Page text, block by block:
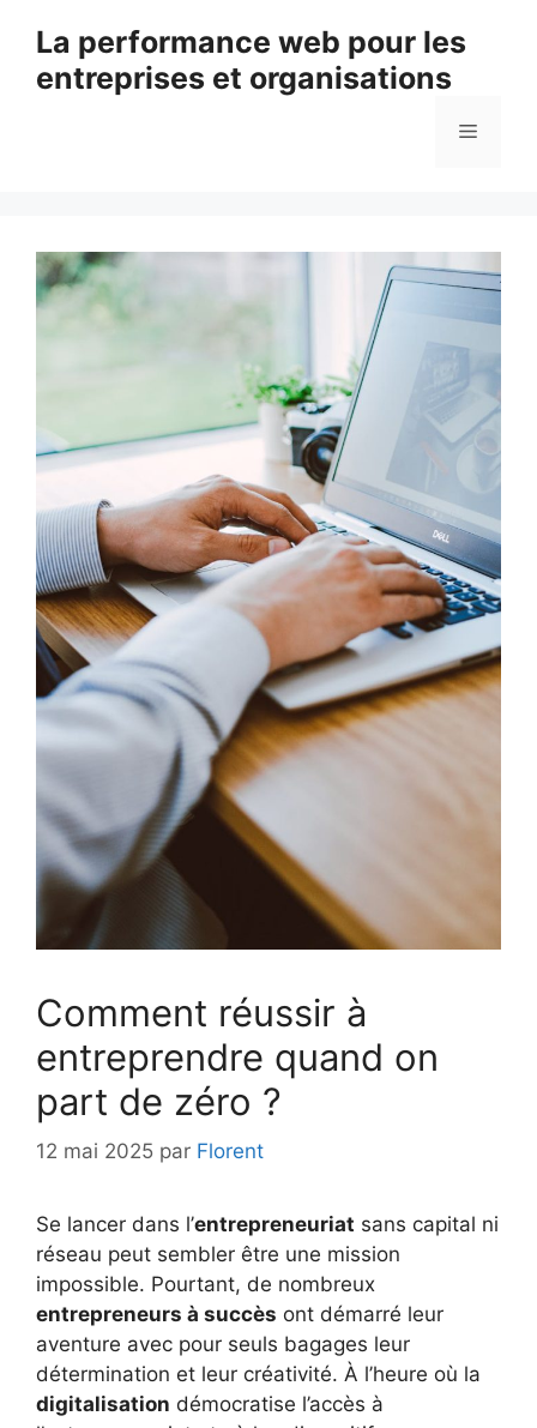
contenu
La performance web pour les
entreprises et organisations
Menu
Comment réussir à
entreprendre quand on
part de zéro ?
12 mai 2025 par Florent
Se lancer dans l’entrepreneuriat sans capital ni
réseau peut sembler être une mission
impossible. Pourtant, de nombreux
entrepreneurs à succès ont démarré leur
aventure avec pour seuls bagages leur
détermination et leur créativité. À l’heure où la
digitalisation démocratise l’accès à